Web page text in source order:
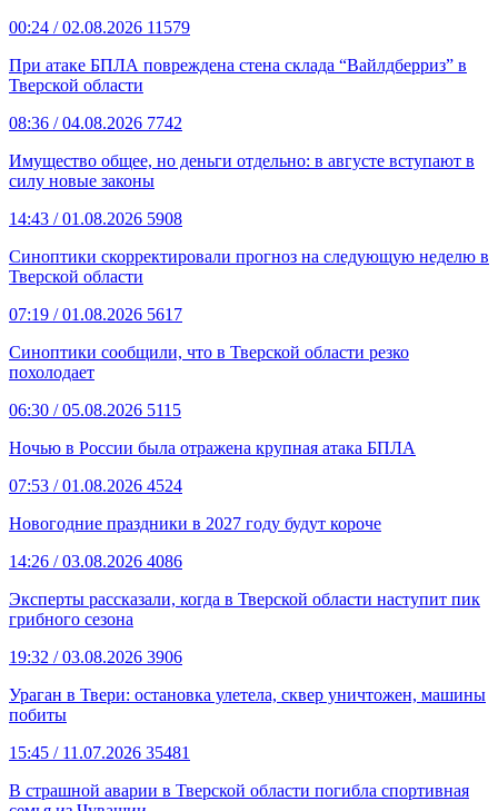
00:24 / 02.08.2026 11579
При атаке БПЛА повреждена стена склада “Вайлдберриз” в
Тверской области
08:36 / 04.08.2026 7742
Имущество общее, но деньги отдельно: в августе вступают в
силу новые законы
14:43 / 01.08.2026 5908
Синоптики скорректировали прогноз на следующую неделю в
Тверской области
07:19 / 01.08.2026 5617
Синоптики сообщили, что в Тверской области резко
похолодает
06:30 / 05.08.2026 5115
Ночью в России была отражена крупная атака БПЛА
07:53 / 01.08.2026 4524
Новогодние праздники в 2027 году будут короче
14:26 / 03.08.2026 4086
Эксперты рассказали, когда в Тверской области наступит пик
грибного сезона
19:32 / 03.08.2026 3906
Ураган в Твери: остановка улетела, сквер уничтожен, машины
побиты
15:45 / 11.07.2026 35481
В страшной аварии в Тверской области погибла спортивная